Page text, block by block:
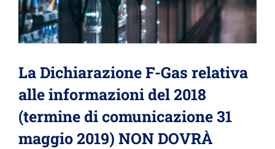
La Dichiarazione F-Gas relativa
alle informazioni del 2018
(termine di comunicazione 31
maggio 2019) NON DOVRÀ